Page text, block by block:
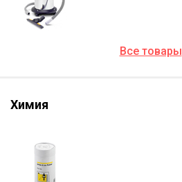
Все товары
Химия